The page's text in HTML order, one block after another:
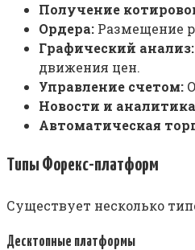
Получение
Ордера: Размещение
Графический анализ:
движения цен.
Управление счетом:
Новости и
Автоматическая
Типы Форекс-платформ
Существует несколько
Десктопные платформы